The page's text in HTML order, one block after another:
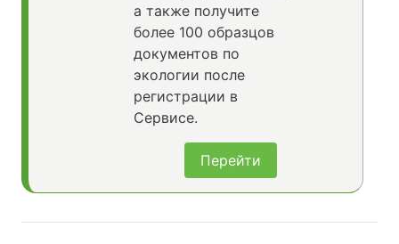
а также получите
более 100 образцов
документов по
экологии после
регистрации в
Сервисе.
Перейти